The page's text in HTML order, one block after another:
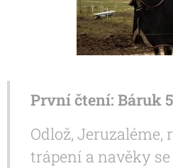
První čtení: Báruk
Odlož,
trápení a navěky